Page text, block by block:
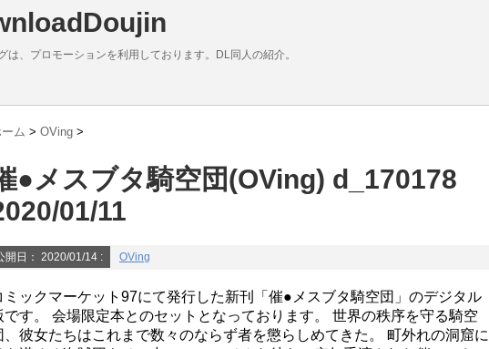
は、プロモーションを利用しております。DL同人の紹介。
ム > OVing >
●メスブタ騎空団(OVing) d_170178
01/11
開日： 2020/01/14 : OVing
ミックマーケット97にて発行した新刊「催●メスブタ騎空団」のデジタル
です。 会場限定本とのセットとなっております。 世界の秩序を守る騎空
、彼女たちはこれまで数々のならず者を懲らしめてきた。 町外れの洞窟に